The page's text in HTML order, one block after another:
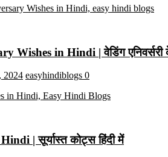
Wishes in Hindi | वेडिंग
2024 easyhindiblogs 0
| सूर्यास्त कोट्स हिंदी में